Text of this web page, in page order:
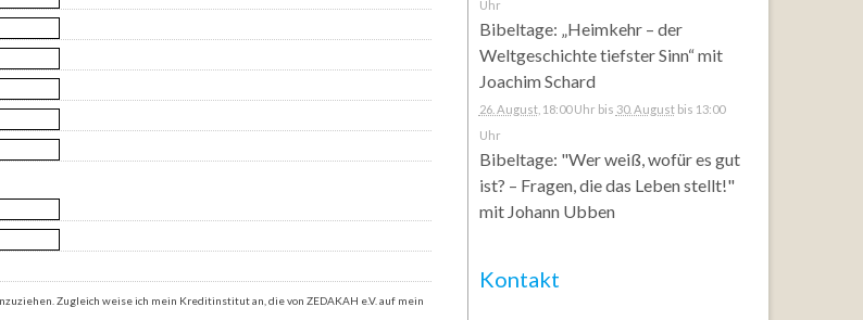
Uhr
Bibeltage: „Heimkehr – der
Weltgeschichte tiefster Sinn“ mit
Joachim Schard
26. August, 18:00 Uhr bis 30. Augustbis 13:00
Uhr
Bibeltage: "Wer weiß, wofür es gut
ist? – Fragen, die das Leben stellt!"
mit Johann Ubben
Kontakt